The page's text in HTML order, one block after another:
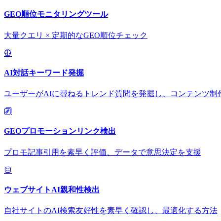
GEO順位モニタリングツール
大量クエリ × 定期的なGEO順位チェック
AI対話キーワード発掘
ユーザーがAIに尋ねるトレンド質問を発掘し、コンテンツ制
GEOプロモーションリンク検出
プロモ記事引用を素早く評価、データで意思決定を支援
ウェブサイトAI親和性検出
自社サイトのAI検索友好性を素早く確認し、最適化する方法